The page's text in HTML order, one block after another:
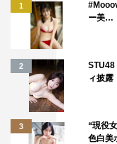
1
ー美…
2
STU48
ィ披露
3
“現役
色白美